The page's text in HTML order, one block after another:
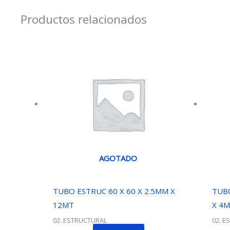
Productos relacionados
AGOTADO
TUBO ESTRUC 60 X 60 X 2.5MM X
12MT
02. ESTRUCTURAL
X
02.